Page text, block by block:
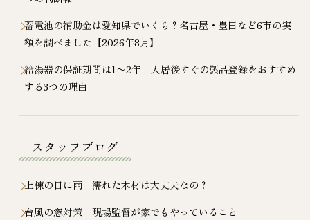
蓄電池の補助金は愛知県でいくら？名古屋・豊田など6市の実
額を調べました【2026年8月】
給湯器の保証期間は1〜2年 入居後すぐの製品登録をおすすめ
する3つの理由
スタッフブログ
上棟の日に雨 濡れた木材は大丈夫なの？
台風の窓対策 現場監督が家でもやっていること